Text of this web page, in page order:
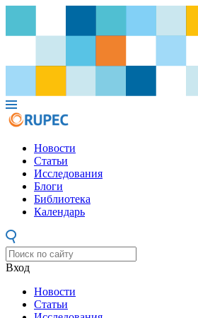
Новости
Статьи
Исследования
Блоги
Библиотека
Календарь
Вход
Новости
Статьи